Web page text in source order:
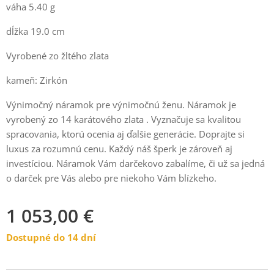
váha 5.40 g
dĺžka 19.0 cm
Vyrobené zo žltého zlata
kameň: Zirkón
Výnimočný náramok pre výnimočnú ženu. Náramok je
vyrobený zo 14 karátového zlata . Vyznačuje sa kvalitou
spracovania, ktorú ocenia aj ďalšie generácie. Doprajte si
luxus za rozumnú cenu. Každý náš šperk je zároveň aj
investíciou. Náramok Vám darčekovo zabalíme, či už sa jedná
o darček pre Vás alebo pre niekoho Vám blízkeho.
1 053,00 €
Dostupné do 14 dní